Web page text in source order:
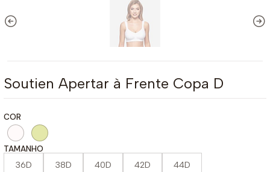
Soutien Apertar à Frente Copa D
COR
TAMANHO
36D 38D 40D 42D 44D